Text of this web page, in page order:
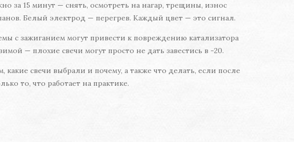
за 15 минут — снять, осмотреть на нагар, трещины, износ
Белый электрод — перегрев. Каждый цвет — это сигнал.
с зажиганием могут привести к повреждению катализатора
— плохие свечи могут просто не дать завестись в -20.
свечи выбрали и почему, а также что делать, если после
то, что работает на практике.